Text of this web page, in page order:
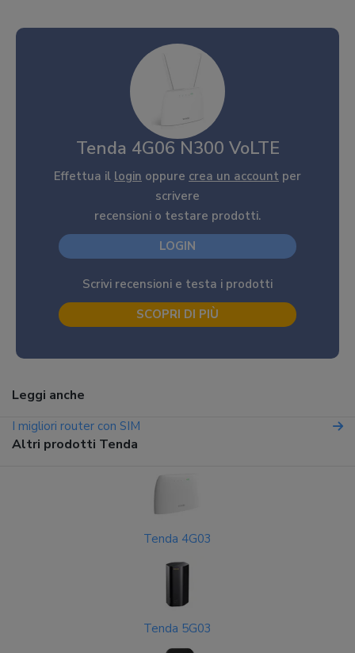
Tenda 4G06 N300 VoLTE
Effettua il login oppure crea un account per
scrivere
recensioni o testare prodotti.
LOGIN
Scrivi recensioni e testa i prodotti
SCOPRI DI PIÙ
Leggi anche
I migliori router con SIM
Altri prodotti Tenda
Tenda 4G03
Tenda 5G03